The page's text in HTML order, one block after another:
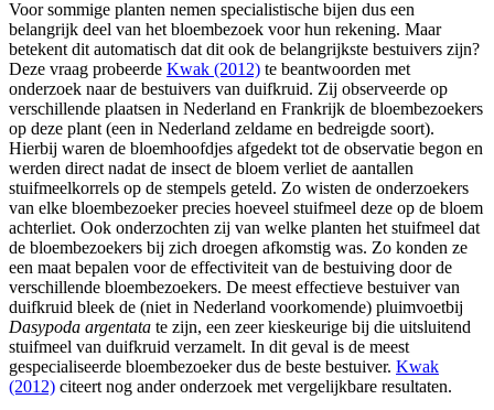
Voor sommige planten nemen specialistische bijen dus een
belangrijk deel van het bloembezoek voor hun rekening. Maar
betekent dit automatisch dat dit ook de belangrijkste bestuivers zijn?
Deze vraag probeerde Kwak (2012) te beantwoorden met
onderzoek naar de bestuivers van duifkruid. Zij observeerde op
verschillende plaatsen in Nederland en Frankrijk de bloembezoekers
op deze plant (een in Nederland zeldame en bedreigde soort).
Hierbij waren de bloemhoofdjes afgedekt tot de observatie begon en
werden direct nadat de insect de bloem verliet de aantallen
stuifmeelkorrels op de stempels geteld. Zo wisten de onderzoekers
van elke bloembezoeker precies hoeveel stuifmeel deze op de bloem
achterliet. Ook onderzochten zij van welke planten het stuifmeel dat
de bloembezoekers bij zich droegen afkomstig was. Zo konden ze
een maat bepalen voor de effectiviteit van de bestuiving door de
verschillende bloembezoekers. De meest effectieve bestuiver van
duifkruid bleek de (niet in Nederland voorkomende) pluimvoetbij
Dasypoda argentata te zijn, een zeer kieskeurige bij die uitsluitend
stuifmeel van duifkruid verzamelt. In dit geval is de meest
gespecialiseerde bloembezoeker dus de beste bestuiver. Kwak
(2012) citeert nog ander onderzoek met vergelijkbare resultaten.